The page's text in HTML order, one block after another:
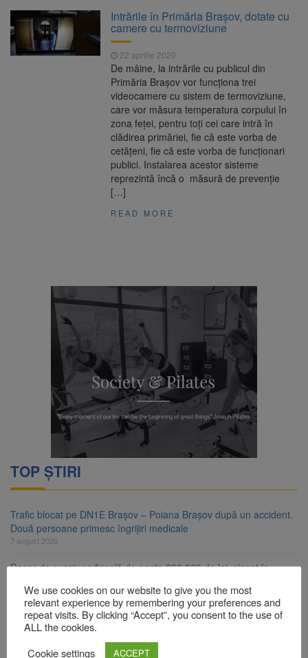
Piața Star din Brașov au fost demolate
7 august 2026
Platforma Belvedere de pe
Tâmpa intră în renovare. Contract de peste 1
milion de lei și termen de trei luni
Unul dintre cele mai mari
parcuri ale Brașovului va fi amenajat în
Bartolomeu-Avantgarden. Contractul a fost
Trafic blocat pe DN1E Brașov
– Poiana Brașov după un accident. Două
persoane primesc îngrijiri medicale
Intrările în Primăria Brașov, dotate cu
camere cu termoviziune
22 aprilie 2020
De mâine, la intrările cu publicul din
Primăria Brașov vor funcționa trei
videocamere cu sistem de termoviziune,
care vor măsura temperatura corpului în
zona feței, pentru toți cei care intră în
clădirea primăriei, fie că este vorba de
cetățeni, fie că este vorba de funcționari
publici. Instalarea acestor sisteme
reprezintă încă o măsură de prevenție
[…]
READ MORE
TOP ȘTIRI
Trafic blocat pe DN1E Brașov – Poiana Brașov după un accident.
Două persoane primesc îngrijiri medicale
7 august 2026
Dosar de evaziune fiscală de peste 330.000 de lei, clasat la
7 august 2026
Primăria Brașov amenință cu sistarea plăților către Brai-Cata și
Comprest. Motivul: platforme de gunoi neigienizate
We use cookies on our website to give you the most
relevant experience by remembering your preferences and
repeat visits. By clicking “Accept”, you consent to the use of
ALL the cookies.
Cookie settings
ACCEPT